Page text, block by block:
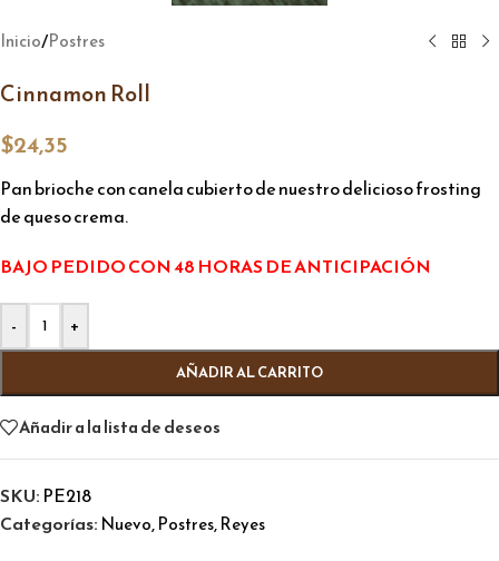
Inicio/Postres
Cinnamon Roll
$24,35
Pan brioche con canela cubierto de nuestro delicioso frosting
de queso crema.
BAJO PEDIDO CON 48 HORAS DE ANTICIPACIÓN
- +
AÑADIR AL CARRITO
Alternative:
Añadir a la lista de deseos
SKU: PE218
Categorías: Nuevo,Postres,Reyes